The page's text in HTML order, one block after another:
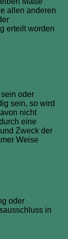
allen anderen
erteilt worden
oder
sein, so wird
nicht
eine
Zweck der
Weise
oder
in